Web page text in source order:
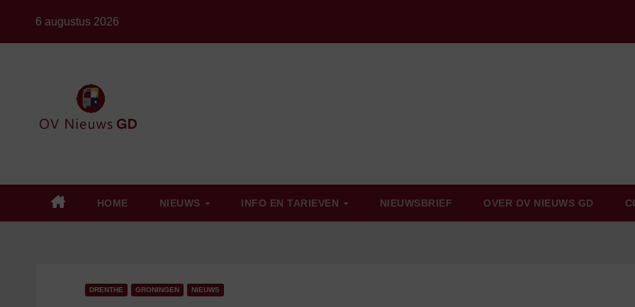
6 augustus 2026
HOME NIEUWS INFO EN TARIEVEN NIEUWSBRIEF OVER OV NIEUWS GD
DRENTHE GRONINGEN NIEUWS